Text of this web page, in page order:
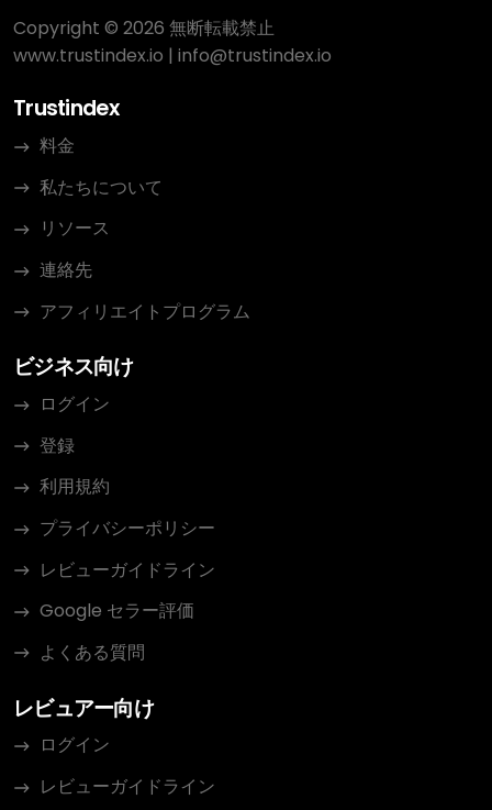
Copyright © 2026 無断転載禁止
www.trustindex.io | info@trustindex.io
Trustindex
料金
私たちについて
リソース
連絡先
アフィリエイトプログラム
ビジネス向け
ログイン
登録
利用規約
プライバシーポリシー
レビューガイドライン
Google セラー評価
よくある質問
レビュアー向け
ログイン
レビューガイドライン